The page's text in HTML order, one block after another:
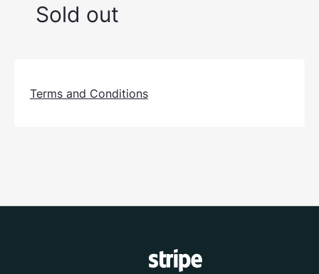
Sold out
Terms and Conditions